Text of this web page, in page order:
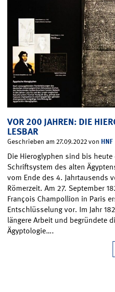
VOR 200 JAHREN: DIE
LESBAR
Geschrieben am 27.09.2022 von HNF
Die Hieroglyphen sind bis
Schriftsystem des alten
vom Ende des 4. Jahrtausends
Römerzeit. Am 27. September
François Champollion in Paris
Entschlüsselung vor. Im Jahr
längere Arbeit und begründete
Ägyptologie….